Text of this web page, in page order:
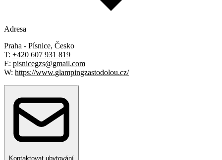
Adresa
Praha - Písnice, Česko
T: +420 607 931 819
E: pisnicegzs@gmail.com
W: https://www.glampingzastodolou.cz/
Kontaktovat ubytování